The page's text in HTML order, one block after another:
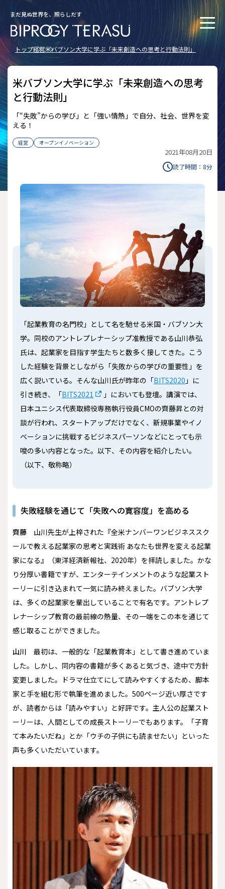
まだ見ぬ世界を、照らしだす
トップ経営米バブソン大学に学ぶ「未来創造への思考と行動法則」
米バブソン大学に学ぶ「未来創造への思考
と行動法則」
「“失敗”からの学び」と「強い情熱」で自分、社会、世界を変
える！
経営 オープンイノベーション
2021年08月20日
読了時間： 8分
「起業教育の名門校」として名を馳せる米国・バブソン大
学。同校のアントレプレナーシップ准教授である山川恭弘
氏は、起業家を目指す学生たちと数多く接してきた。こう
した経験を背景としながら「失敗からの学びの重要性」を
広く説いている。そんな山川氏が昨年の「BITS2020 」に
引き続き、「BITS2021
」においても登壇。講演では、
日本ユニシス代表取締役専務執行役員CMOの齊藤昇との対
談が行われ、スタートアップだけでなく、新規事業やイノ
ベーションに挑戦するビジネスパーソンなどにとっても示
唆の多い内容となった。以下、その内容を紹介したい。
（以下、敬称略）
失敗経験を通じて「失敗への寛容度」を高める
齊藤 山川先生が上梓された『全米ナンバーワンビジネススク
ールで教える起業家の思考と実践術 あなたも世界を変える起業
家になる』（東洋経済新報社、2020年）を拝読しました。かな
り分厚い書籍ですが、エンターテインメントのような起業スト
ーリーに引き込まれて一気に読み終えました。バブソン大学
は、多くの起業家を輩出していることで有名です。アントレプ
レナーシップ教育の最前線の熱量、その一端をこの本を通じて
感じ取ることができました。
山川 最初は、一般的な「起業教育本」として書き進めていま
した。しかし、同内容の書籍が多くあると気づき、途中で方針
変更しました。ドラマ仕立てにして読みやすくするため、脚本
家と手を組む形で執筆を進めました。500ページ近い厚さです
が、読者からは「読みやすい」と好評です。主人公の起業スト
ーリーは、人間としての成長ストーリーでもあります。「子育
て本みたいだね」とか「ウチの子供にも読ませたい」といった
声も多くいただいています。